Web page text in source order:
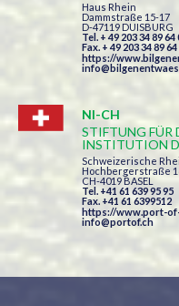
Haus Rhein
Dammstraße 15-17
D-47119 DUISBURG
Tel. + 49 203 34 89 64
Fax. + 49 203 34 89 64
https://
NI-CH
STIFTUNG FÜR
INSTITUTION
Schweizerische
Hochbergerstraße
CH-4019 BASEL
Tel. +41 61 639 95 95
Fax. +41 61 6399512
https://www.port-
info@portof.ch